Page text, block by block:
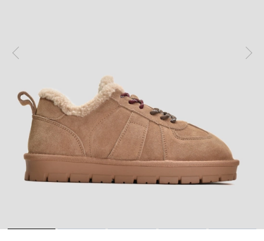
1 2 3 4 5